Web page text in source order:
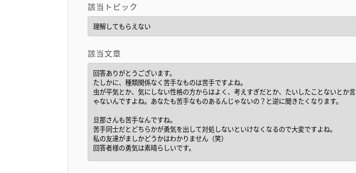
該当トピック
該当文章